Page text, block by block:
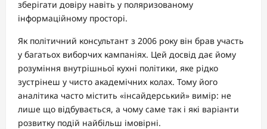
зберігати довіру навіть у поляризованому
інформаційному просторі.
Як політичний консультант з 2006 року він брав участь
у багатьох виборчих кампаніях. Цей досвід дає йому
розуміння внутрішньої кухні політики, яке рідко
зустрінеш у чисто академічних колах. Тому його
аналітика часто містить «інсайдерський» вимір: не
лише що відбувається, а чому саме так і які варіанти
розвитку подій найбільш імовірні.